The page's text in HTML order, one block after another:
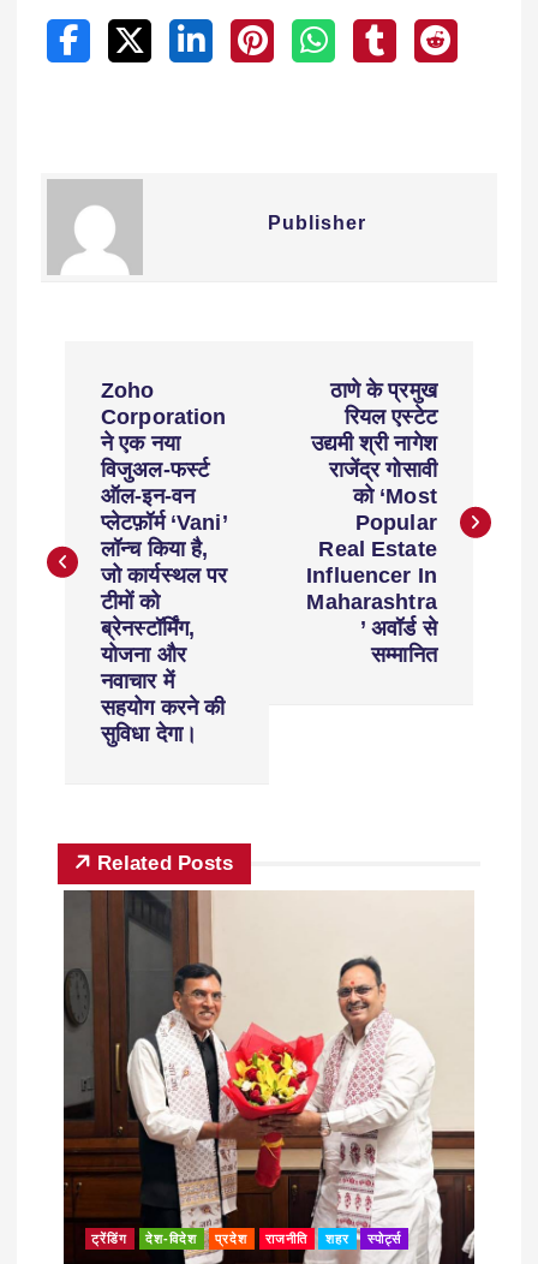
Publisher
Zoho
Corporation
ने एक नया
विजुअल-फर्स्ट
ऑल-इन-वन
प्लेटफ़ॉर्म ‘Vani’
लॉन्च किया है,
जो कार्यस्थल पर
टीमों को
ब्रेनस्टॉर्मिंग,
योजना और
नवाचार में
सहयोग करने की
सुविधा देगा।
ठाणे के प्रमुख
रियल एस्टेट
उद्यमी श्री नागेश
राजेंद्र गोसावी
को ‘Most
Popular
Real Estate
Influencer In
Maharashtra
’ अवॉर्ड से
सम्मानित
Related Posts
ट्रेंडिंग देश-विदेश प्रदेश राजनीति शहर स्पोर्ट्स